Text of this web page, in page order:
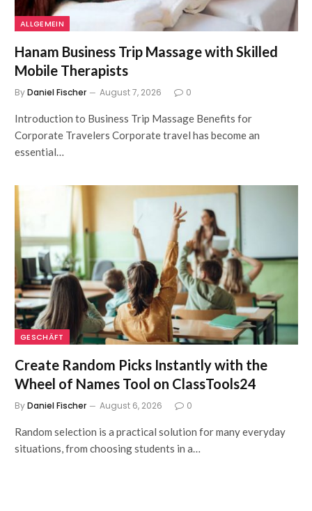
ALLGEMEIN
Hanam Business Trip Massage with Skilled
Mobile Therapists
ByDaniel Fischer August 7, 2026 0
Introduction to Business Trip Massage Benefits for
Corporate Travelers Corporate travel has become an
essential…
GESCHÄFT
Create Random Picks Instantly with the
Wheel of Names Tool on ClassTools24
ByDaniel Fischer August 6, 2026 0
Random selection is a practical solution for many everyday
situations, from choosing students in a…